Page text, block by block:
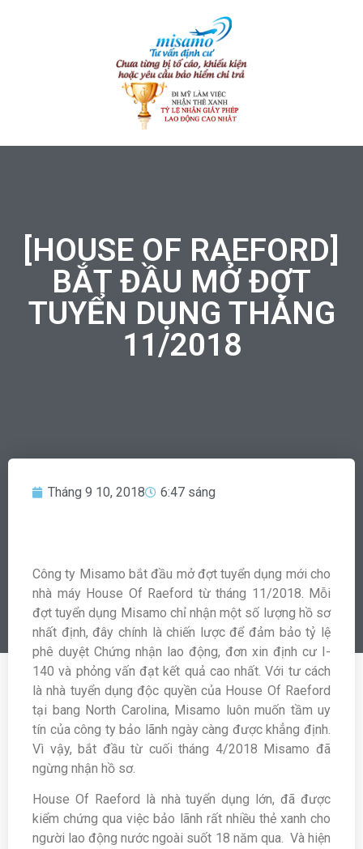
[HOUSE OF RAEFORD]
BẮT ĐẦU MỞ ĐỢT
TUYỂN DỤNG THÁNG
11/2018
Tháng 9 10, 2018 6:47 sáng
Công ty Misamo bắt đầu mở đợt tuyển dụng mới cho
nhà máy House Of Raeford từ tháng 11/2018. Mỗi
đợt tuyển dụng Misamo chỉ nhận một số lượng hồ sơ
nhất định, đây chính là chiến lược để đảm bảo tỷ lệ
phê duyệt Chứng nhận lao động, đơn xin định cư I-
140 và phỏng vấn đạt kết quả cao nhất. Với tư cách
là nhà tuyển dụng độc quyền của House Of Raeford
tại bang North Carolina, Misamo luôn muốn tầm uy
tín của công ty bảo lãnh ngày càng được khẳng định.
Vì vậy, bắt đầu từ cuối tháng 4/2018 Misamo đã
ngừng nhận hồ sơ.
House Of Raeford là nhà tuyển dụng lớn, đã được
kiểm chứng qua việc bảo lãnh rất nhiều thẻ xanh cho
người lao động nước ngoài suốt 18 năm qua. Và hiện